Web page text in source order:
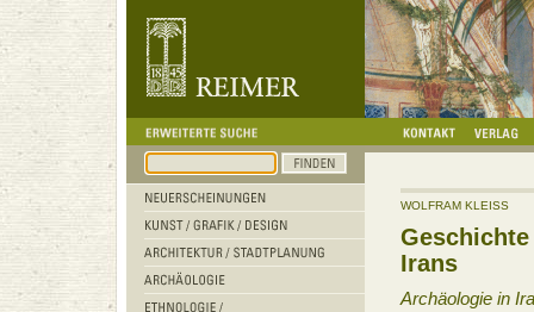
WOLFRAM KLEISS
Irans
Archäologie in